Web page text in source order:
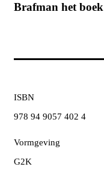
Brafman het boek
ISBN
978 94 9057 402 4
Vormgeving
G2K